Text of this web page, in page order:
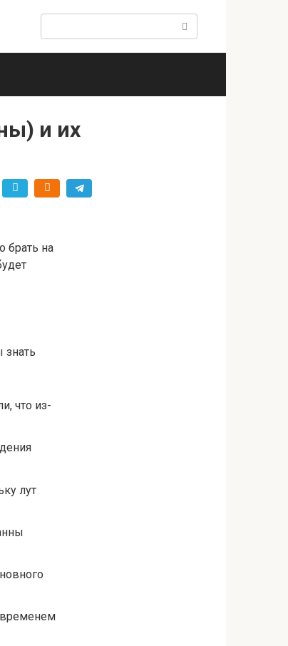
и их
брать на
знать
что из-
лут
временем